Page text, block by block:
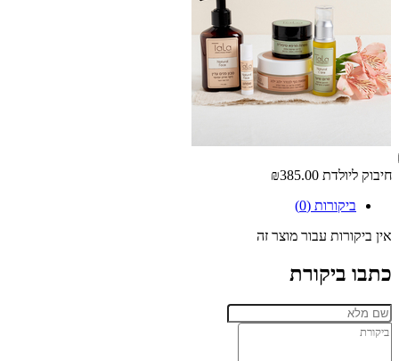
חיבוק ליולדת ₪385.00
ביקורות (0)
אין ביקורות עבור מוצר זה
כתבו ביקורת